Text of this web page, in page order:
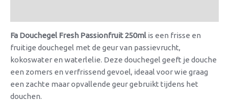
Fa Douchegel Fresh Passionfruit 250ml is een frisse en
fruitige douchegel met de geur van passievrucht,
kokoswater en waterlelie. Deze douchegel geeft je douche
een zomers en verfrissend gevoel, ideaal voor wie graag
een zachte maar opvallende geur gebruikt tijdens het
douchen.